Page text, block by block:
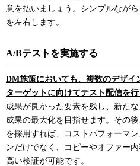
意を払いましょう。シンプルなが
を左右します。
A/Bテストを実施する
DM施策においても、複数のデザイ
ターゲットに向けてテスト配信を
成果が良かった要素を残し、新た
成果の最大化を目指せます。その
を採用すれば、コストパフォーマ
ンだけでなく、コピーやオファー
高い検証が可能です。